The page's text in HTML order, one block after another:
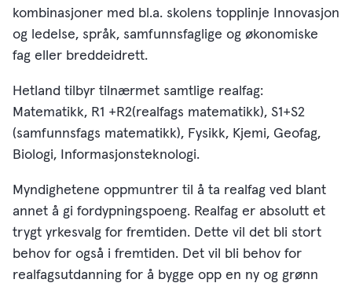
kombinasjoner med bl.a. skolens topplinje Innovasjon
og ledelse, språk, samfunnsfaglige og økonomiske
fag eller breddeidrett.
Hetland tilbyr tilnærmet samtlige realfag:
Matematikk, R1 +R2(realfags matematikk), S1+S2
(samfunnsfags matematikk), Fysikk, Kjemi, Geofag,
Biologi, Informasjonsteknologi.
Myndighetene oppmuntrer til å ta realfag ved blant
annet å gi fordypningspoeng. Realfag er absolutt et
trygt yrkesvalg for fremtiden. Dette vil det bli stort
behov for også i fremtiden. Det vil bli behov for
realfagsutdanning for å bygge opp en ny og grønn